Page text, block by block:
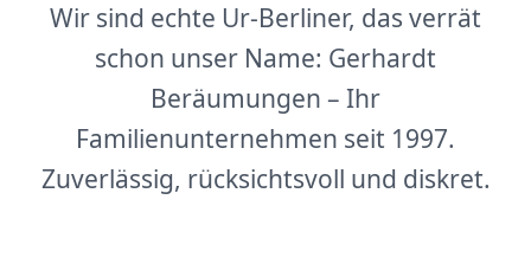
Wir sind echte Ur-Berliner, das verrät
schon unser Name: Gerhardt
Beräumungen – Ihr
Familienunternehmen seit 1997.
Zuverlässig, rücksichtsvoll und diskret.